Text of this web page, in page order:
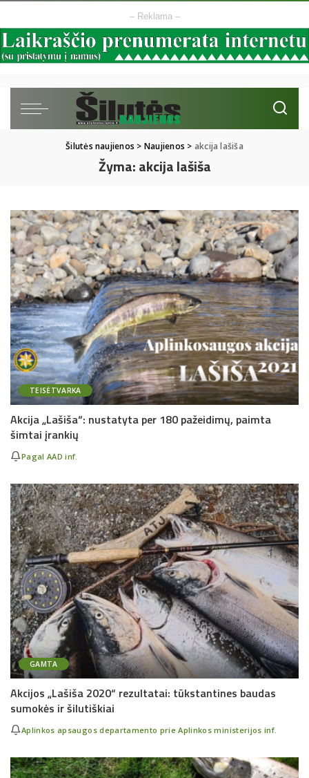
– Reklama –
Šilutės naujienos > Naujienos > akcija lašiša
Žyma:akcija lašiša
TEISĖTVARKA
Akcija „Lašiša“: nustatyta per 180 pažeidimų, paimta
šimtai įrankių
Pagal AAD inf.
GAMTA
Akcijos „Lašiša 2020“ rezultatai: tūkstantines baudas
sumokės ir šilutiškiai
Aplinkos apsaugos departamento prie Aplinkos ministerijos inf.